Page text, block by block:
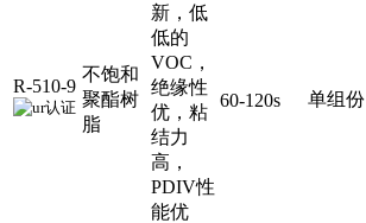
R-510-9
不饱和
聚酯树
脂
新，低
低的
VOC，
绝缘性
优，粘
结力
高，
PDIV性
能优
60-120s 单组份